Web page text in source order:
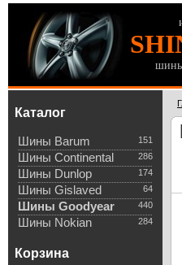
Каталог
151
Шины Barum
286
Шины Continental
174
Шины Dunlop
64
Шины Gislaved
440
Шины Goodyear
284
Шины Nokian
Корзина